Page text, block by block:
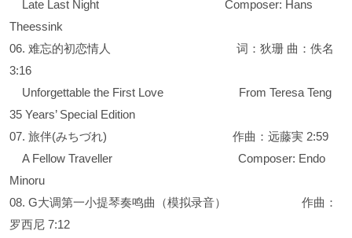
Late Last Night Composer: Hans
Theessink
06. 难忘的初恋情人 词：狄珊 曲：佚名
3:16
Unforgettable the First Love From Teresa Teng
35 Years’ Special Edition
07. 旅伴(みちづれ) 作曲：远藤実 2:59
A Fellow Traveller Composer: Endo
Minoru
08. G大调第一小提琴奏鸣曲（模拟录音） 作曲：
罗西尼 7:12